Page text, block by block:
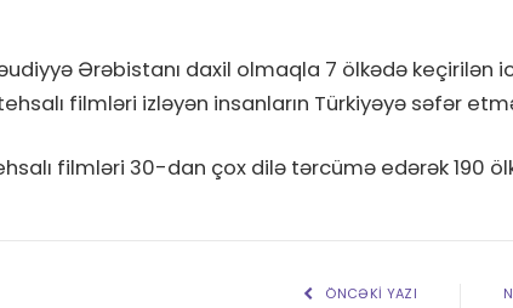
Ərəbistanı daxil olmaqla 7 ölkədə
filmləri izləyən insanların Türkiyəyə səfər
filmləri 30-dan çox dilə tərcümə edərək 190
ÖNCƏKI YAZI